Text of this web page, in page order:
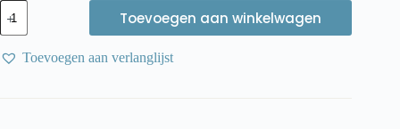
Eduplay
Wortel
en
Wormenhuis
aantal
Toevoegen aan winkelwagen
Toevoegen aan verlanglijst